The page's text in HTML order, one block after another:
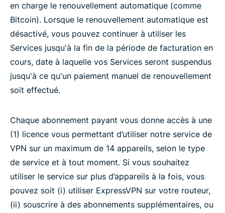
en charge le renouvellement automatique (comme
Bitcoin). Lorsque le renouvellement automatique est
désactivé, vous pouvez continuer à utiliser les
Services jusqu'à la fin de la période de facturation en
cours, date à laquelle vos Services seront suspendus
jusqu'à ce qu'un paiement manuel de renouvellement
soit effectué.
Chaque abonnement payant vous donne accès à une
(1) licence vous permettant d’utiliser notre service de
VPN sur un maximum de 14 appareils, selon le type
de service et à tout moment. Si vous souhaitez
utiliser le service sur plus d’appareils à la fois, vous
pouvez soit (i) utiliser ExpressVPN sur votre routeur,
(ii) souscrire à des abonnements supplémentaires, ou